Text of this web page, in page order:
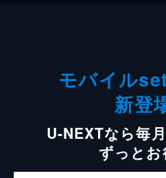
モバイル
新登
U-NEXTなら毎
ずっとお